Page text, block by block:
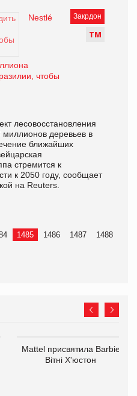
Закрдон
ТМ
Nestlé
чтобы
лесовосстановления
деревьев в
ближайших
стремится к
к 2050 году, сообщает
на Reuters.
1485 1486 1487
1488
Mattel присвятила Barbie
Вітні Х'юстон